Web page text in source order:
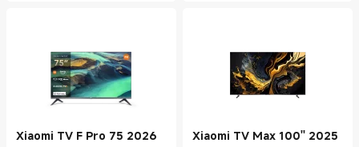
Xiaomi TV F Pro 75 2026 Xiaomi TV Max 100'' 2025